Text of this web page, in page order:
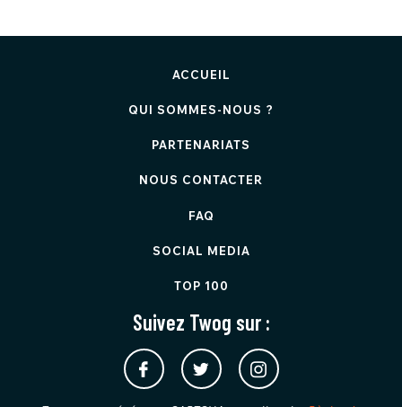
ACCUEIL
QUI SOMMES-NOUS ?
PARTENARIATS
NOUS CONTACTER
FAQ
SOCIAL MEDIA
TOP 100
Suivez Twog sur :